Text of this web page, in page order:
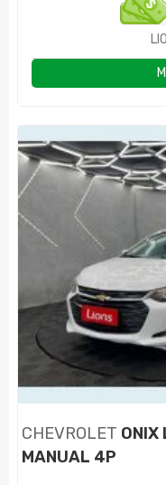
CHEVROLET ONIX
MANUAL 4P